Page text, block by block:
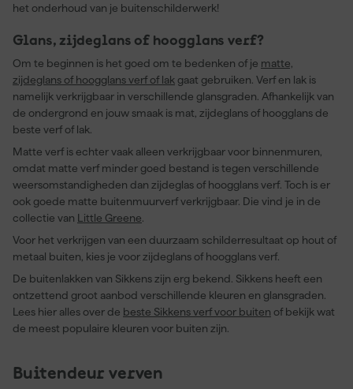
het onderhoud van je buitenschilderwerk!
Glans, zijdeglans of hoogglans verf?
Om te beginnen is het goed om te bedenken of je matte,
zijdeglans of hoogglans verf of lak gaat gebruiken. Verf en lak is
namelijk verkrijgbaar in verschillende glansgraden. Afhankelijk van
de ondergrond en jouw smaak is mat, zijdeglans of hoogglans de
beste verf of lak.
Matte verf is echter vaak alleen verkrijgbaar voor binnenmuren,
omdat matte verf minder goed bestand is tegen verschillende
weersomstandigheden dan zijdeglas of hoogglans verf. Toch is er
ook goede matte buitenmuurverf verkrijgbaar. Die vind je in de
collectie van Little Greene.
Voor het verkrijgen van een duurzaam schilderresultaat op hout of
metaal buiten, kies je voor zijdeglans of hoogglans verf.
De buitenlakken van Sikkens zijn erg bekend. Sikkens heeft een
ontzettend groot aanbod verschillende kleuren en glansgraden.
Lees hier alles over de beste Sikkens verf voor buiten of bekijk wat
de meest populaire kleuren voor buiten zijn.
Buitendeur verven